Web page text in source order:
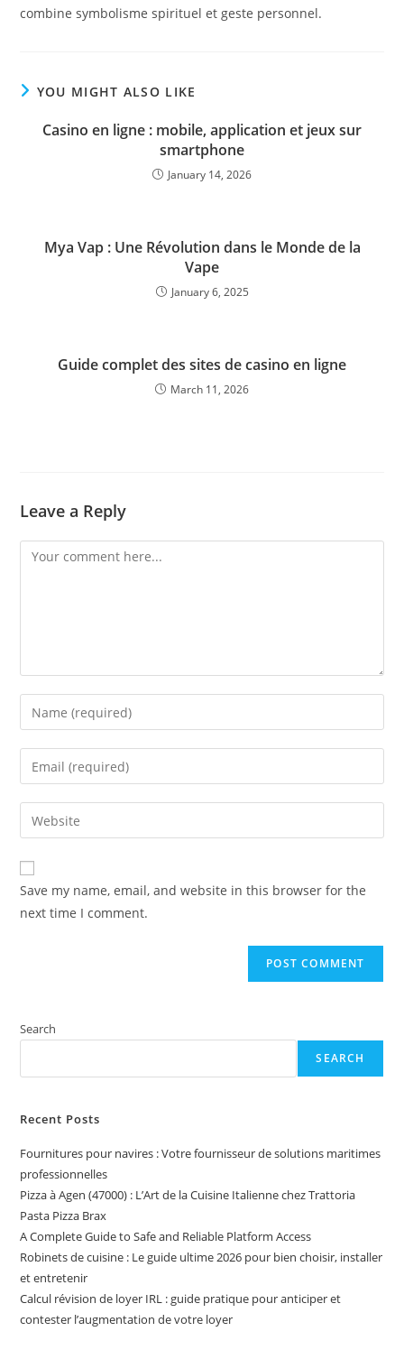
combine symbolisme spirituel et geste personnel.
YOU MIGHT ALSO LIKE
Casino en ligne : mobile, application et jeux sur
smartphone
January 14, 2026
Mya Vap : Une Révolution dans le Monde de la
Vape
January 6, 2025
Guide complet des sites de casino en ligne
March 11, 2026
Leave a Reply
Comment
Enter
your
name
comment
Enter
your
email
address
comment
Enter
your
website
URL
(optional)
Save my name, email, and website in this browser for the
next time I comment.
Search
SEARCH
Recent Posts
Fournitures pour navires : Votre fournisseur de solutions maritimes
professionnelles
Pizza à Agen (47000) : L’Art de la Cuisine Italienne chez Trattoria
Pasta Pizza Brax
A Complete Guide to Safe and Reliable Platform Access
Robinets de cuisine : Le guide ultime 2026 pour bien choisir, installer
et entretenir
Calcul révision de loyer IRL : guide pratique pour anticiper et
contester l’augmentation de votre loyer